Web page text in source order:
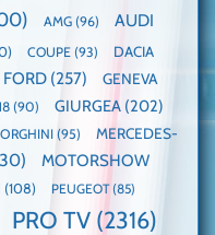
AMG (96)
AUDI
COUPE (93)
DACIA
FORD (257)
GENEVA
(90) GIURGEA (202)
(95)
MERCEDES-
MOTORSHOW
(108) PEUGEOT(85)
PRO TV (2316)